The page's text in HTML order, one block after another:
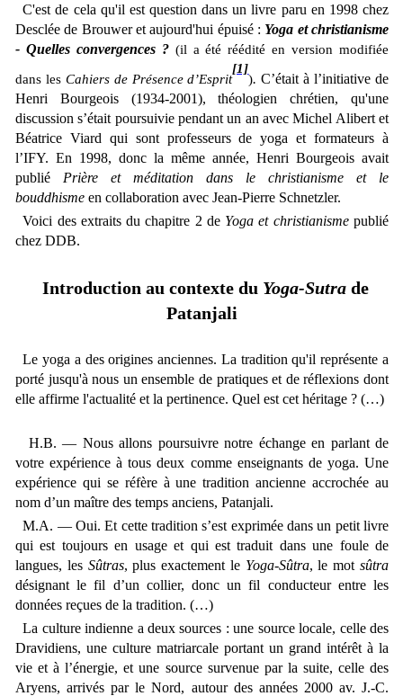
C'est de cela qu'il est question dans un livre paru en 1998 chez
Desclée de Brouwer et aujourd'hui épuisé : Yoga et christianisme
- Quelles convergences ? (il a été réédité en version modifiée
dans les Cahiers de Présence d’Esprit
[1]
). C’était à l’initiative de
Henri Bourgeois (1934-2001), théologien chrétien, qu'une
discussion s’était poursuivie pendant un an avec Michel Alibert et
Béatrice Viard qui sont professeurs de yoga et formateurs à
l’IFY. En 1998, donc la même année, Henri Bourgeois avait
publié Prière et méditation dans le christianisme et le
bouddhisme en collaboration avec Jean-Pierre Schnetzler.
Voici des extraits du chapitre 2 de Yoga et christianismepublié
chez DDB.
Introduction au contexte du Yoga-Sutra de
Patanjali
Le yoga a des origines anciennes. La tradition qu'il représente a
porté jusqu'à nous un ensemble de pratiques et de réflexions dont
elle affirme l'actualité et la pertinence. Quel est cet héritage ? (…)
H.B. — Nous allons poursuivre notre échange en parlant de
votre expérience à tous deux comme enseignants de yoga. Une
expérience qui se réfère à une tradition ancienne accrochée au
nom d’un maître des temps anciens, Patanjali.
M.A. — Oui. Et cette tradition s’est exprimée dans un petit livre
qui est toujours en usage et qui est traduit dans une foule de
langues, les Sûtras, plus exactement le Yoga-Sûtra, le motsûtra
désignant le fil d’un collier, donc un fil conducteur entre les
données reçues de la tradition. (…)
La culture indienne a deux sources : une source locale, celle des
Dravidiens, une culture matriarcale portant un grand intérêt à la
vie et à l’énergie, et une source survenue par la suite, celle des
Aryens, arrivés par le Nord, autour des années 2000 av. J.-C.